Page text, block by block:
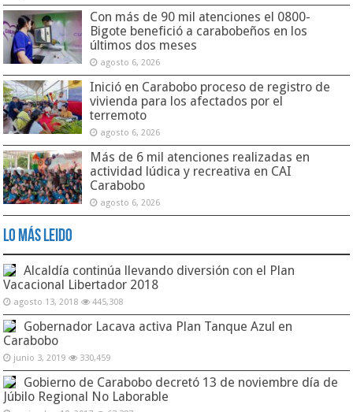
Con más de 90 mil atenciones el 0800-
Bigote benefició a carabobeños en los
últimos dos meses
agosto 6, 2026
Inició en Carabobo proceso de registro de
vivienda para los afectados por el
terremoto
agosto 6, 2026
Más de 6 mil atenciones realizadas en
actividad lúdica y recreativa en CAI
Carabobo
agosto 6, 2026
Lo Más Leido
Alcaldía continúa llevando diversión con el Plan
Vacacional Libertador 2018
agosto 13, 2018 445,308
Gobernador Lacava activa Plan Tanque Azul en
Carabobo
junio 3, 2019 330,459
Gobierno de Carabobo decretó 13 de noviembre día de
Júbilo Regional No Laborable